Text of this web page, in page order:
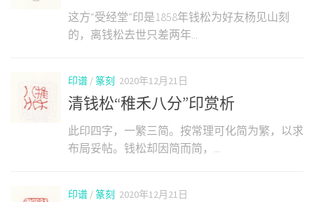
这方“受经堂”印是1858年钱松为好友杨见山刻
的，离钱松去世只差两年...
印谱 / 篆刻 2020年12月21日
清钱松“稚禾八分”印赏析
此印四字，一繁三简。按常理可化简为繁，以求
布局妥帖。钱松却因简而简，...
印谱 / 篆刻 2020年12月21日